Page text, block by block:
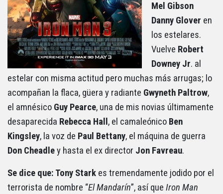
Mel Gibson
Danny Glover en
los estelares.
Vuelve Robert
Downey Jr. al
estelar con misma actitud pero muchas más arrugas; lo
acompañan la flaca, güera y radiante Gwyneth Paltrow,
el amnésico Guy Pearce, una de mis novias últimamente
desaparecida Rebecca Hall , el camaleónico Ben
Kingsley, la voz de Paul Bettany, el máquina de guerra
Don Cheadley hasta el ex director Jon Favreau.
Se dice que: Tony Stark es tremendamente jodido por el
terrorista de nombre “El Mandarín”, así que Iron Man